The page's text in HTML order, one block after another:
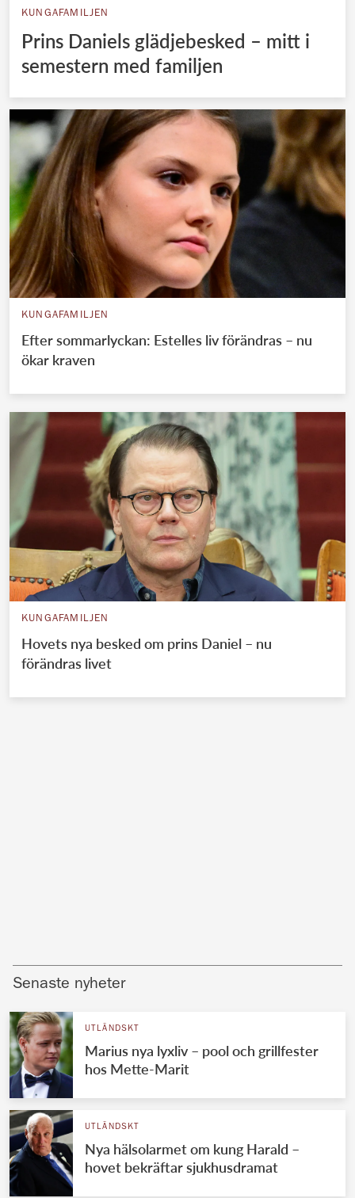
KUNGAFAMILJEN
Prins Daniels glädjebesked – mitt i
semestern med familjen
KUNGAFAMILJEN
Efter sommarlyckan: Estelles liv förändras – nu
ökar kraven
KUNGAFAMILJEN
Hovets nya besked om prins Daniel – nu
förändras livet
Senaste nyheter
UTLÄNDSKT
Marius nya lyxliv – pool och grillfester
hos Mette-Marit
UTLÄNDSKT
Nya hälsolarmet om kung Harald –
hovet bekräftar sjukhusdramat